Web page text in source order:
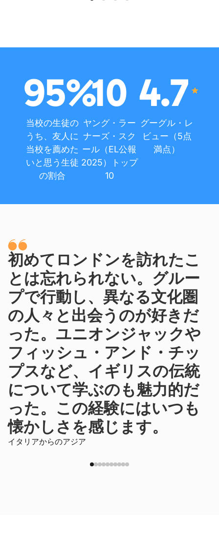
当校の生徒の
うち、友人に
当校を薦めた
いと思う生徒
の割合
95%
ヤング・ラー
ナーズ・スク
ール（EL公報
2025）トップ
10
10
グーグル・レ
ビュー（5点
満点）
4.7
初めてロンドンを訪れたこ
とは忘れられない。グルー
プで行動し、異なる文化圏
の人々と出会うのが好きだ
った。ユニオンジャックや
フィッシュ・アンド・チッ
プスなど、イギリスの伝統
について学ぶのも魅力的だ
った。この経験にはいつも
懐かしさを感じます。
イタリアからのアジア